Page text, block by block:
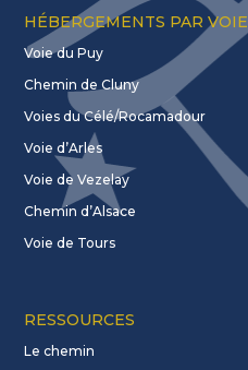
HÉBERGEMENTS PAR VOIE
Voie du Puy
Chemin de Cluny
Voies du Célé/Rocamadour
Voie d’Arles
Voie de Vezelay
Chemin d’Alsace
Voie de Tours
RESSOURCES
Le chemin